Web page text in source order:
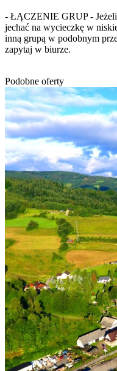
- ŁĄCZENIE GRUP - Jeżeli
jechać na wycieczkę w
inną grupą w podobnym
zapytaj w biurze.
Podobne oferty